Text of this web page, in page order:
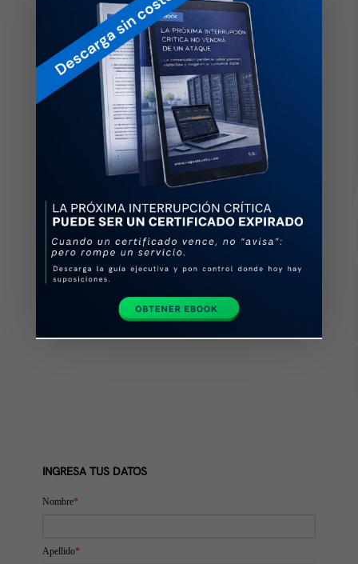
Nuestros HSM de nivel 3 están
disponible como tarjeta incorporada
PCIe o como dispositivo conectado a la
INGRESA TUS DATOS
Nombre*
Apellido*